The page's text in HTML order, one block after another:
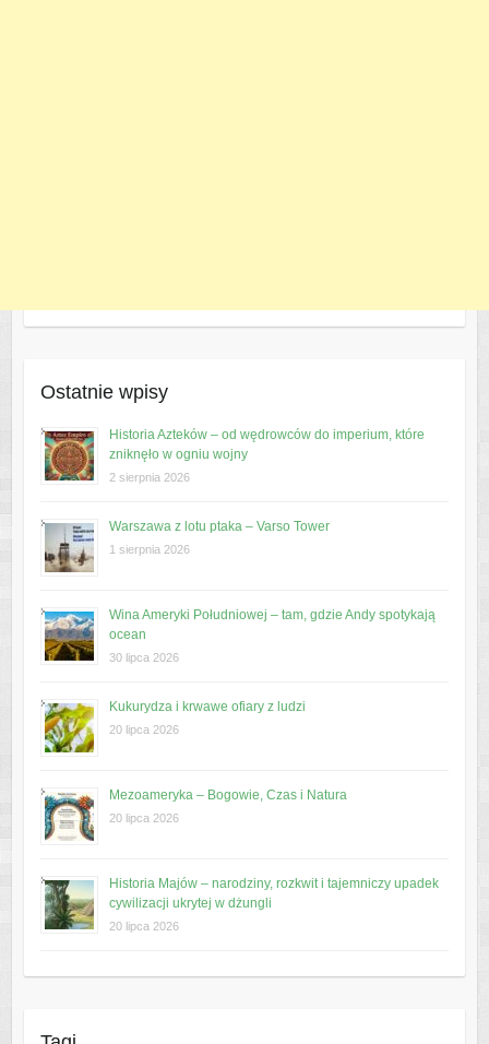
Ostatnie wpisy
Historia Azteków – od wędrowców do imperium, które
zniknęło w ogniu wojny
2 sierpnia 2026
Warszawa z lotu ptaka – Varso Tower
1 sierpnia 2026
Wina Ameryki Południowej – tam, gdzie Andy spotykają
ocean
30 lipca 2026
Kukurydza i krwawe ofiary z ludzi
20 lipca 2026
Mezoameryka – Bogowie, Czas i Natura
20 lipca 2026
Historia Majów – narodziny, rozkwit i tajemniczy upadek
cywilizacji ukrytej w dżungli
20 lipca 2026